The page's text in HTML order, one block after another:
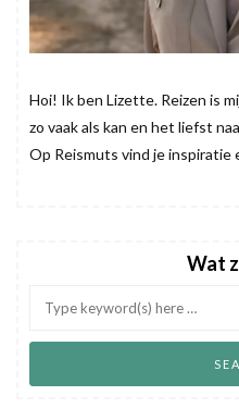
Hoi! Ik ben Lizette. Reizen is
zo vaak als kan en het liefst
Op Reismuts vind je inspiratie
Wat